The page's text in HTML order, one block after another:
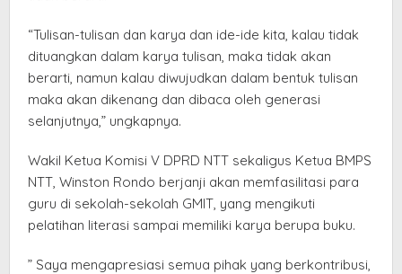
“Tulisan-tulisan dan karya dan ide-ide kita, kalau tidak
dituangkan dalam karya tulisan, maka tidak akan
berarti, namun kalau diwujudkan dalam bentuk tulisan
maka akan dikenang dan dibaca oleh generasi
selanjutnya,” ungkapnya.
Wakil Ketua Komisi V DPRD NTT sekaligus Ketua BMPS
NTT, Winston Rondo berjanji akan memfasilitasi para
guru di sekolah-sekolah GMIT, yang mengikuti
pelatihan literasi sampai memiliki karya berupa buku.
” Saya mengapresiasi semua pihak yang berkontribusi,